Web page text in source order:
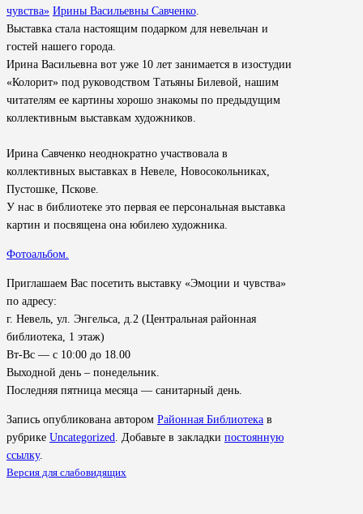
чувства» Ирины Васильевны Савченко
Выставка стала настоящим подарком для невельчан и
гостей нашего города.
Ирина Васильевна вот уже 10 лет занимается в изостудии
«Колорит» под руководством Татьяны Билевой, нашим
читателям ее картины хорошо знакомы по предыдущим
коллективным выставкам художников.
Ирина Савченко неоднократно участвовала в
коллективных выставках в Невеле, Новосокольниках,
Пустошке, Пскове.
У нас в библиотеке это первая ее персональная выставка
картин и посвящена она юбилею художника.
Фотоальбом.
Приглашаем Вас посетить выставку «Эмоции и чувства»
по адресу:
г. Невель, ул. Энгельса, д.2 (Центральная районная
библиотека, 1 этаж)
Вт-Вс — с 10:00 до 18.00
Выходной день – понедельник.
Последняя пятница месяца — санитарный день.
Запись опубликована автором Районная Библиотека в
рубрике Uncategorized . Добавьте в закладки постоянную
ссылку.
Версия для слабовидящих